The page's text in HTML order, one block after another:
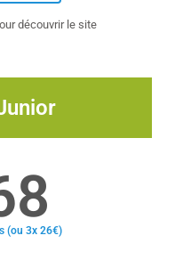
découvrir le site
(ou 3x 26€)